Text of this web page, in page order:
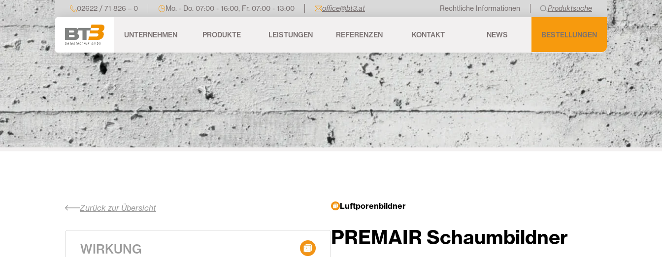
02622 / 71 826 – 0 Mo. - Do. 07:00 - 16:00, Fr. 07:00 - 13:00 office@bt3.at Rechtliche Informationen Produktsuche
UNTERNEHMEN PRODUKTE LEISTUNGEN REFERENZEN KONTAKT NEWS BESTELLUNGEN
Zurück zur Übersicht
WIRKUNG
Luftporenbildner
PREMAIR Schaumbildner